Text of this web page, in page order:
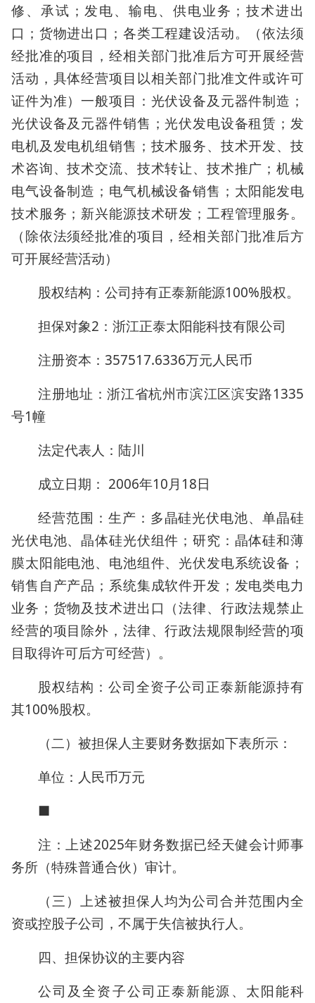
修、承试；发电、输电、供电业务；技术进出
口；货物进出口；各类工程建设活动。（依法须
经批准的项目，经相关部门批准后方可开展经营
活动，具体经营项目以相关部门批准文件或许可
证件为准）一般项目：光伏设备及元器件制造；
光伏设备及元器件销售；光伏发电设备租赁；发
电机及发电机组销售；技术服务、技术开发、技
术咨询、技术交流、技术转让、技术推广；机械
电气设备制造；电气机械设备销售；太阳能发电
技术服务；新兴能源技术研发；工程管理服务。
（除依法须经批准的项目，经相关部门批准后方
可开展经营活动）
股权结构：公司持有正泰新能源100%股权。
担保对象2：浙江正泰太阳能科技有限公司
注册资本：357517.6336万元人民币
注册地址：浙江省杭州市滨江区滨安路1335
号1幢
法定代表人：陆川
成立日期： 2006年10月18日
经营范围：生产：多晶硅光伏电池、单晶硅
光伏电池、晶体硅光伏组件；研究：晶体硅和薄
膜太阳能电池、电池组件、光伏发电系统设备；
销售自产产品；系统集成软件开发；发电类电力
业务；货物及技术进出口（法律、行政法规禁止
经营的项目除外，法律、行政法规限制经营的项
目取得许可后方可经营）。
股权结构：公司全资子公司正泰新能源持有
其100%股权。
（二）被担保人主要财务数据如下表所示：
单位：人民币万元
■
注：上述2025年财务数据已经天健会计师事
务所（特殊普通合伙）审计。
（三）上述被担保人均为公司合并范围内全
资或控股子公司，不属于失信被执行人。
四、担保协议的主要内容
公司及全资子公司正泰新能源、太阳能科